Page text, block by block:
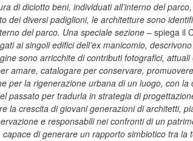
di diciotto beni, individuati all’interno del
dei diversi padiglioni, le architetture sono
del parco. Una speciale sezione – spiega il
ai singoli edifici dell’ex manicomio,
sono arricchite di contributi fotografici,
amare, catalogare per conservare,
per la rigenerazione urbana di un luogo, con
passato per tradurla in strategia di
la crescita di giovani generazioni di architetti,
e responsabili nei confronti di un
di generare un rapporto simbiotico tra